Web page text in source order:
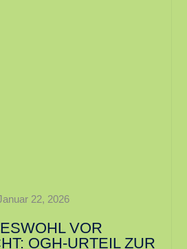
22, 2026
VOR
OGH-URTEIL ZUR